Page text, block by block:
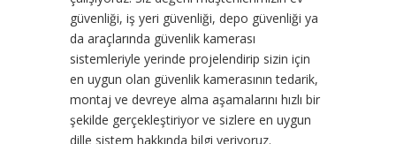
güvenliği, iş yeri güvenliği, depo güvenliği ya
da araçlarında güvenlik kamerası
sistemleriyle yerinde projelendirip sizin için
en uygun olan güvenlik kamerasının tedarik,
montaj ve devreye alma aşamalarını hızlı bir
şekilde gerçekleştiriyor ve sizlere en uygun
dille sistem hakkında bilgi veriyoruz.